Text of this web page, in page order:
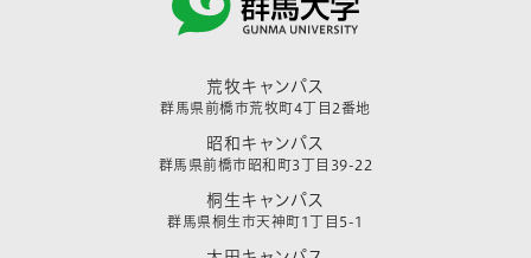
荒牧キャンパス
群馬県前橋市荒牧町4丁目2番地
昭和キャンパス
群馬県前橋市昭和町3丁目39-22
桐生キャンパス
群馬県桐生市天神町1丁目5-1